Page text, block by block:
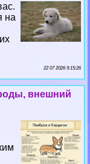
на
22 07 2026 9:15:26
внешний